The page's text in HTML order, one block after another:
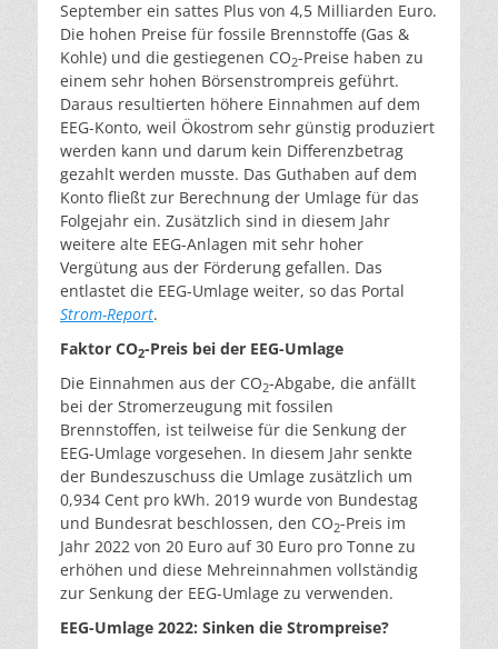
September ein sattes Plus von 4,5 Milliarden Euro.
Die hohen Preise für fossile Brennstoffe (Gas &
Kohle) und die gestiegenen CO2-Preise haben zu
einem sehr hohen Börsenstrompreis geführt.
Daraus resultierten höhere Einnahmen auf dem
EEG-Konto, weil Ökostrom sehr günstig produziert
werden kann und darum kein Differenzbetrag
gezahlt werden musste. Das Guthaben auf dem
Konto fließt zur Berechnung der Umlage für das
Folgejahr ein. Zusätzlich sind in diesem Jahr
weitere alte EEG-Anlagen mit sehr hoher
Vergütung aus der Förderung gefallen. Das
entlastet die EEG-Umlage weiter, so das Portal
Strom-Report.
Faktor CO2-Preis bei der EEG-Umlage
Die Einnahmen aus der CO2-Abgabe, die anfällt
bei der Stromerzeugung mit fossilen
Brennstoffen, ist teilweise für die Senkung der
EEG-Umlage vorgesehen. In diesem Jahr senkte
der Bundeszuschuss die Umlage zusätzlich um
0,934 Cent pro kWh. 2019 wurde von Bundestag
und Bundesrat beschlossen, den CO2-Preis im
Jahr 2022 von 20 Euro auf 30 Euro pro Tonne zu
erhöhen und diese Mehreinnahmen vollständig
zur Senkung der EEG-Umlage zu verwenden.
EEG-Umlage 2022: Sinken die Strompreise?